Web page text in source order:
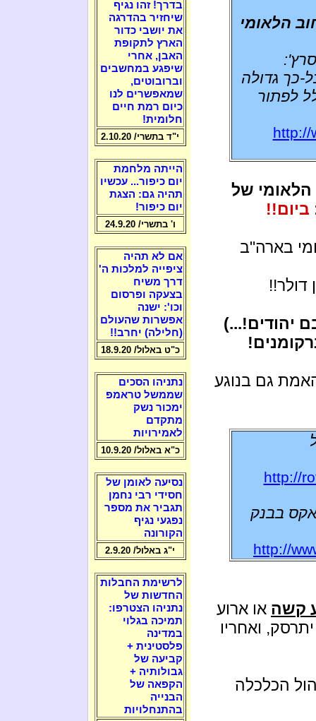
הלאומי
כך גדולה
לפתור
http://
החוב הלאומי של
ביום!!
בארה"ב
דולר!!
יהודים!...)
גם בנוגע
http://
בבנק
http://
קשה או ארוע
ואחריו
הכלכלה
בדרך! זהו נגיף
שיחזיר בהדרגה
את יושבי כדור
הארץ לתקופת
האבן, אחרי
שיפגע במחשבים
וברובוטים,
שמאפשרים לנו
כיום רמת חיים
חלומית!
י"ד בתשרי/ 2.10.20
הייתה מלחמת
יום כיפור... עכשיו
תהיה גם: הצגת
יום כיפור!
ו' בתשרי/ 24.9.20
אם לא תהיה
ציפייה למלכות ה'
דרך משיח
בצעקה ופרסום
וכו': ישנה
אפשרות שהעולם
(חלילה) יחרב!!
כ"ט באלול/ 18.9.20
נתניהו הסכים
שממשל טראמפ
ימכור נשק
מתקדם
לאמירויות
כ"א באלול/ 10.9.20
נסיעה לאומן של
חסידי רבי נחמן
תגביר את מספר
נפגעי נגיף
הקורונה
י"ג באלול/ 2.9.20
לרשימת החבלות
החדשות של
נתניהו הצטרפו:
תמיכה בגלוי
במדינה
פלסטינית +
קביעה של
גבולותיה +
הקפאה של
הבנייה
בהתנחלויות